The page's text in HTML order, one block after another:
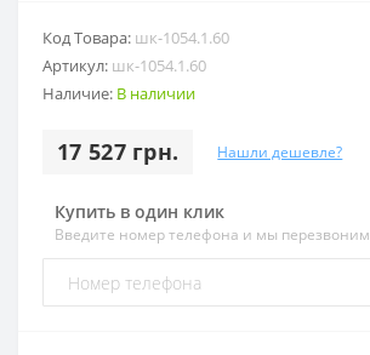
Код Товара: шк-1054.1.60
Артикул: шк-1054.1.60
Наличие: В наличии
17 527 грн. Нашли дешевле?
Купить в один клик
Введите номер телефона и мы перезвоним